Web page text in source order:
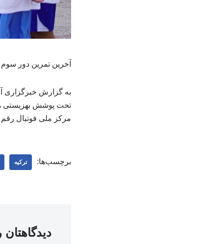
آخرین تمرین دور
به گزارش خبرگزاری
تحت پوشش بهزیستی
مرکز ملی فوتبال رقم
برچسب‌ها: ترکیه
دیدگاهتان